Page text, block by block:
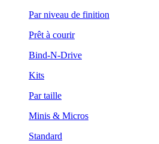
Par niveau de finition
Prêt à courir
Bind-N-Drive
Kits
Par taille
Minis & Micros
Standard